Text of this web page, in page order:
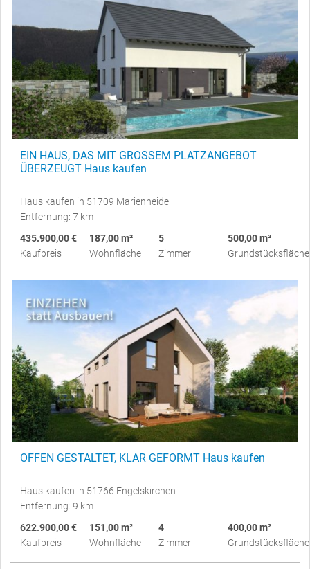
EIN HAUS, DAS MIT GROSSEM PLATZANGEBOT
ÜBERZEUGT Haus kaufen
Haus kaufen in 51709 Marienheide
Entfernung: 7 km
435.900,00 €
Kaufpreis
187,00 m²
Wohnfläche
5
Zimmer
500,00 m²
Grundstücksfläche
OFFEN GESTALTET, KLAR GEFORMT Haus kaufen
Haus kaufen in 51766 Engelskirchen
Entfernung: 9 km
622.900,00 €
Kaufpreis
151,00 m²
Wohnfläche
4
Zimmer
400,00 m²
Grundstücksfläche